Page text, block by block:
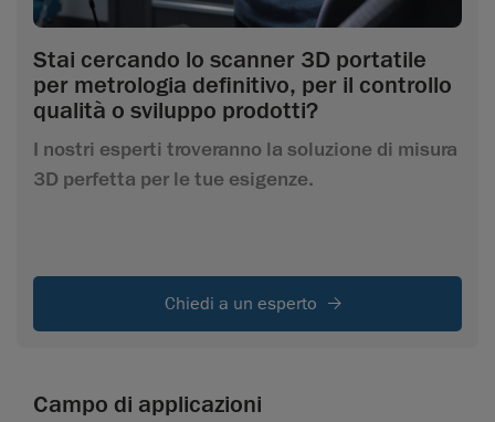
Stai cercando lo scanner 3D portatile
per metrologia definitivo, per il controllo
qualità o sviluppo prodotti?
I nostri esperti troveranno la soluzione di misura
3D perfetta per le tue esigenze.
Chiedi a un esperto
Campo di applicazioni